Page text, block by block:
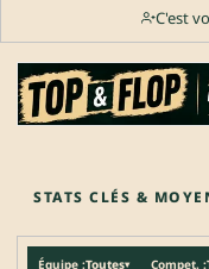
C'est
STATS CLÉS &
Équipe :Toutes▾ Compet. :